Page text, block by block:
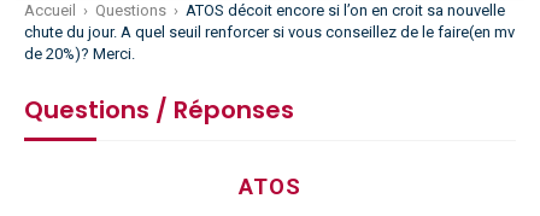
Accueil › Questions › ATOS décoit encore si l’on en croit sa nouvelle
chute du jour. A quel seuil renforcer si vous conseillez de le faire(en mv
de 20%)? Merci.
Questions / Réponses
ATOS